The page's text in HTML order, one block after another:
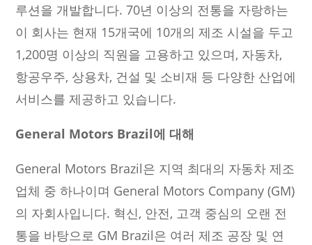
루션을 개발합니다. 70년 이상의 전통을 자랑하는
이 회사는 현재 15개국에 10개의 제조 시설을 두고
1,200명 이상의 직원을 고용하고 있으며, 자동차,
항공우주, 상용차, 건설 및 소비재 등 다양한 산업에
서비스를 제공하고 있습니다.
General Motors Brazil에 대해
General Motors Brazil은 지역 최대의 자동차 제조
업체 중 하나이며 General Motors Company (GM)
의 자회사입니다. 혁신, 안전, 고객 중심의 오랜 전
통을 바탕으로 GM Brazil은 여러 제조 공장 및 연